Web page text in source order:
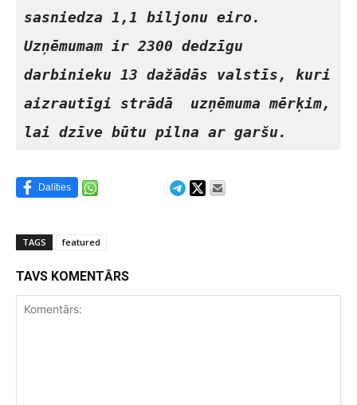
sasniedza 1,1 biljonu eiro.
Uzņēmumam ir 2300 dedzīgu
darbinieku 13 dažādās valstīs, kuri
aizrautīgi strādā  uzņēmuma mērķim,
lai dzīve būtu pilna ar garšu.
Dalīties
TAGS featured
TAVS KOMENTĀRS